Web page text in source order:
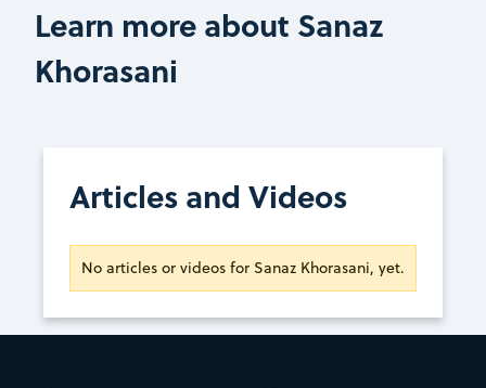
Learn more about Sanaz
Khorasani
Articles and Videos
No articles or videos for Sanaz Khorasani, yet.